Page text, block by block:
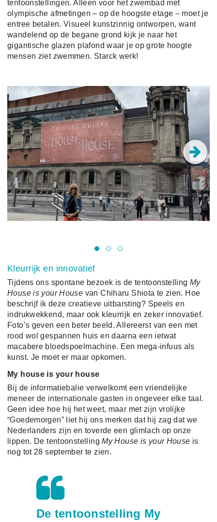
tentoonstellingen. Alleen voor het zwembad met
olympische afmetingen – op de hoogste etage – moet je
entree betalen. Visueel kunstzinnig ontworpen, want
wandelend op de begane grond kijk je naar het
gigantische glazen plafond waar je op grote hoogte
mensen ziet zwemmen. Starck werk!
Kleurrijk en innovatief
Tijdens ons spontane bezoek is de tentoonstelling My
House is your House van Chiharu Shiota te zien. Hoe
beschrijf ik deze creatieve uitbarsting? Speels en
indrukwekkend, maar ook kleurrijk en zeker innovatief.
Foto’s geven een beter beeld. Allereerst van een met
rood wol gespannen huis en daarna een ietwat
macabere bloedspoelmachine. Een mega-infuus als
kunst. Je moet er maar opkomen.
My house is your house
Bij de informatiebalie verwelkomt een vriendelijke
meneer de internationale gasten in ongeveer elke taal.
Geen idee hoe hij het weet, maar met zijn vrolijke
“Goedemorgen” liet hij ons merken dat hij zag dat we
Nederlanders zijn en toverde een glimlach op onze
lippen. De tentoonstellingMy House is your House is
nog tot 28 september te zien.
De tentoonstelling My